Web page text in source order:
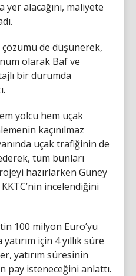
yer alacağını, maliyete
çözümü de düşünerek,
olarak Baf ve
bir durumda
yolcu hem uçak
kaçınılmaz
uçak trafiğinin de
tüm bunları
hazırlarken Güney
incelendiğini
100 milyon Euro’yu
için 4 yıllık süre
yatırım süresinin
pay isteneceğini anlattı.